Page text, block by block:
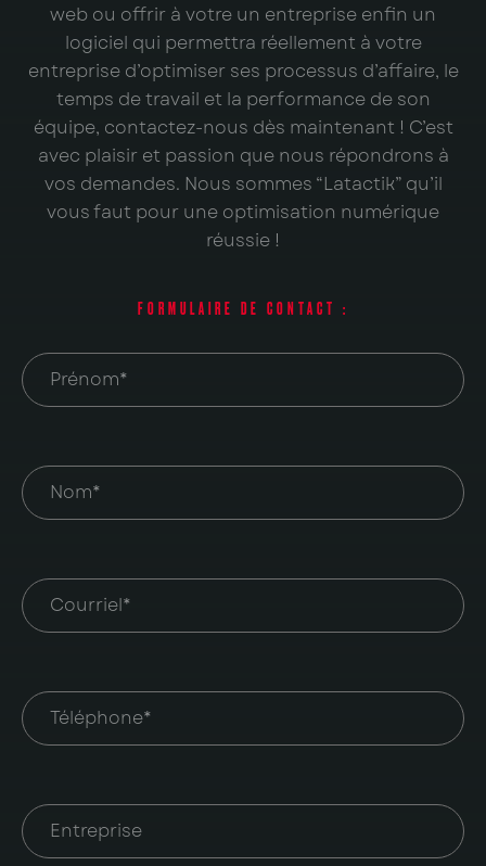
web ou offrir à votre un entreprise enfin un
logiciel qui permettra réellement à votre
entreprise d’optimiser ses processus d’affaire, le
temps de travail et la performance de son
équipe, contactez-nous dès maintenant ! C’est
avec plaisir et passion que nous répondrons à
vos demandes. Nous sommes “Latactik” qu’il
vous faut pour une optimisation numérique
réussie !
FORMULAIRE DE CONTACT :